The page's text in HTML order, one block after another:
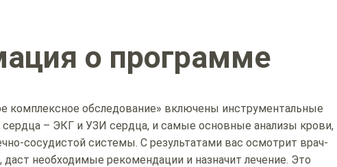
о программе
комплексное обследование» включены инструментальные
– ЭКГ и УЗИ сердца, и самые основные анализы крови,
сосудистой системы. С результатами вас осмотрит врач-
даст необходимые рекомендации и назначит лечение. Это